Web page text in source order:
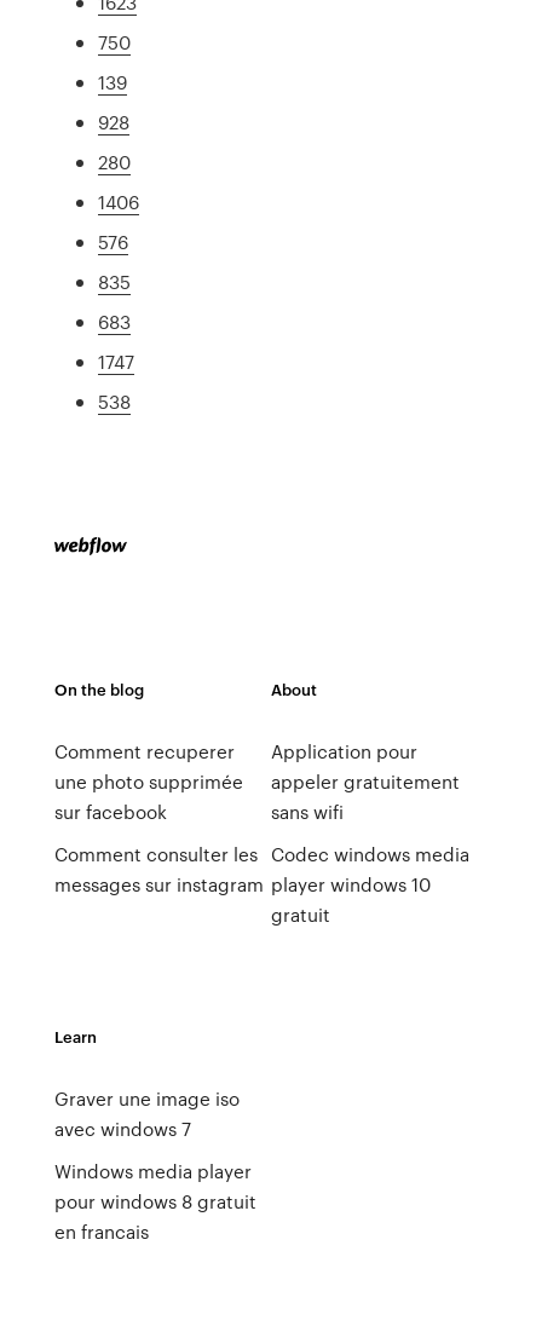
750
139
928
280
1406
576
835
683
1747
538
On the blog
Comment recuperer
une photo supprimée
sur facebook
Comment consulter les
messages sur instagram
About
Application pour
appeler gratuitement
sans wifi
Codec windows media
player windows 10
gratuit
Learn
Graver une image iso
avec windows 7
Windows media player
pour windows 8 gratuit
en francais